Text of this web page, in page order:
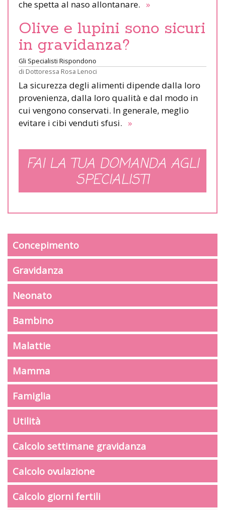
che spetta al naso allontanare. »
Olive e lupini sono sicuri
in gravidanza?
Gli Specialisti Rispondono
di Dottoressa Rosa Lenoci
La sicurezza degli alimenti dipende dalla loro
provenienza, dalla loro qualità e dal modo in
cui vengono conservati. In generale, meglio
evitare i cibi venduti sfusi. »
FAI LA TUA DOMANDA AGLI
SPECIALISTI
Concepimento
Gravidanza
Neonato
Bambino
Malattie
Mamma
Famiglia
Utilità
Calcolo settimane gravidanza
Calcolo ovulazione
Calcolo giorni fertili